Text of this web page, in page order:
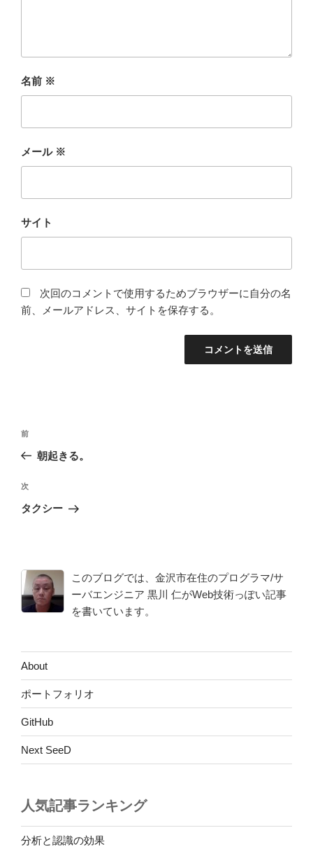
名前 ※
メール ※
サイト
次回のコメントで使用するためブラウザーに自分の名
前、メールアドレス、サイトを保存する。
投
ビ
ゲ
ン
前
の
稿
前
朝起きる。
次
の
次
タクシー
このブログでは、金沢市在住のプログラマ/サ
ーバエンジニア 黒川 仁がWeb技術っぽい記事
を書いています。
About
ポートフォリオ
GitHub
Next SeeD
人気記事ランキング
分析と認識の効果